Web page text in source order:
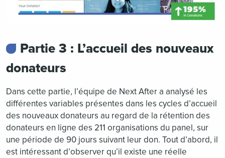
Partie 3 : L’accueil des nouveaux
donateurs
Dans cette partie, l’équipe de Next After a analysé les
différentes variables présentes dans les cycles d’accueil
des nouveaux donateurs au regard de la rétention des
donateurs en ligne des 211 organisations du panel, sur
une période de 90 jours suivant leur don. Tout d’abord, il
est intéressant d’observer qu’il existe une réelle